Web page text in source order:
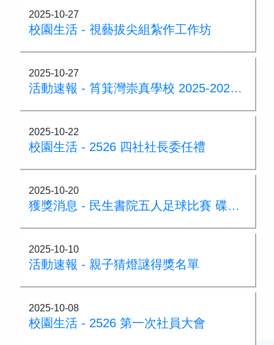
2025-10-27
校園生活 - 視藝拔尖組紮作工作坊
2025-10-27
活動速報 - 筲箕灣崇真學校 2025-2026 家長教育課程
2025-10-22
校園生活 - 2526 四社社長委任禮
2025-10-20
獲獎消息 - 民生書院五人足球比賽 碟賽冠軍
2025-10-10
活動速報 - 親子猜燈謎得獎名單
2025-10-08
校園生活 - 2526 第一次社員大會